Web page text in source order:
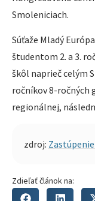
Smoleniciach.
Súťaže Mladý
študentom 2. a 3.
škôl naprieč celým
ročníkov 8-ročných
regionálnej,
zdroj:
Zdieľať článok na: